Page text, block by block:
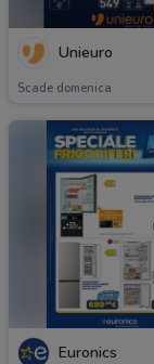
Unieuro
Scade domenica
Euronics